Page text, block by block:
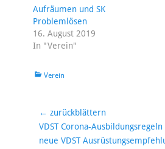
Aufräumen und SK
Problemlösen
16. August 2019
In "Verein"
Kategorien
Verein
Beitragsnavigation
← zurückblättern
Vorheriger
Beitrag:
VDST Corona-
neue VDST